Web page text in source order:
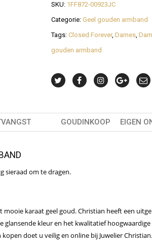
SKU: 1FF872-00923JC
Categorie: Geel gouden armband
Tags: Closed Forever, Dames,
gouden armband
GOUDINKOOP EIGEN
sieraad om te dragen.
karaat geel goud. Christian heeft een
glansende kleur en het kwalitatief
doet u veilig en online bij Juwelier Christian.